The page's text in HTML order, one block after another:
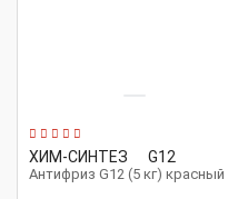
ХИМ-СИНТЕЗ G12
Антифриз G12 (5 кг)